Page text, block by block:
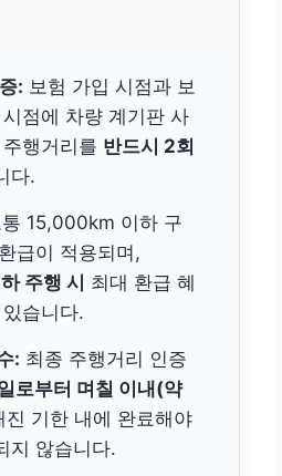
: 보험 가입 시점과 보
점에 차량 계기판 사
행거리를 반드시 2회
다.
15,000km 이하 구
급이 적용되며,
주행 시 최대 환급 혜
습니다.
: 최종 주행거리 인증
로부터 며칠 이내(약
진 기한 내에 완료해야
지 않습니다.